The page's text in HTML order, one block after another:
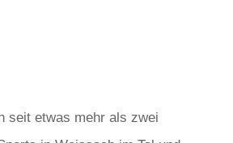
seit etwas mehr als zwei